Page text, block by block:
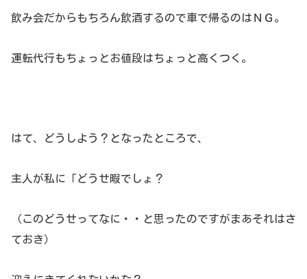
飲み会だからもちろん飲酒するので車で帰るのはＮＧ。
運転代行もちょっとお値段はちょっと高くつく。
はて、どうしよう？となったところで、
主人が私に「どうせ暇でしょ？
（このどうせってなに・・と思ったのですがまあそれはさ
ておき）